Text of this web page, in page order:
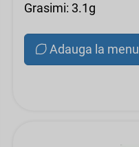
Grasimi: 3.1g
Adauga la menu